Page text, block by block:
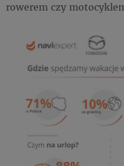
rowerem czy